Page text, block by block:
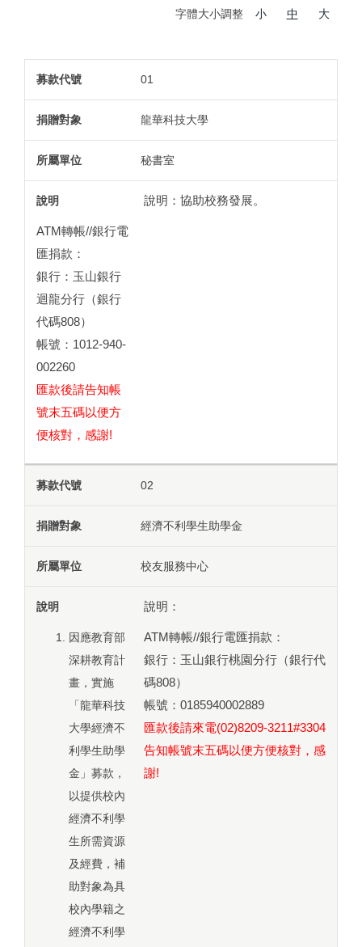
字體大小調整 小 中 大
募款代號 捐贈對象
01
龍華科技大學
秘書室
說明：協助校務發展。
ATM轉帳//銀行電
匯捐款：
銀行：玉山銀行
迴龍分行（銀行
代碼808）
帳號：1012-940-
002260
匯款後請告知帳
號末五碼以便方
便核對，感謝!
02
經濟不利學生助學金
校友服務中心
說明：
因應教育部
深耕教育計
畫，實施
「龍華科技
大學經濟不
利學生助學
金」募款，
以提供校內
經濟不利學
生所需資源
及經費，補
助對象為具
校內學籍之
經濟不利學
ATM轉帳//銀行電匯捐款：
銀行：玉山銀行桃園分行（銀行代
碼808）
帳號：0185940002889
匯款後請來電(02)8209-3211#3304
告知帳號末五碼以便方便核對，感
謝!